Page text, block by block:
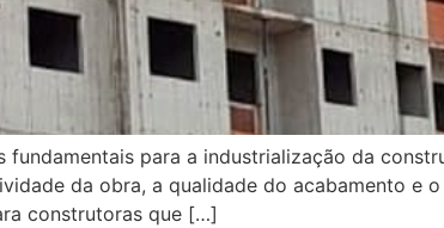
para a industrialização da
da obra, a qualidade do acabamento e
construtoras que […]